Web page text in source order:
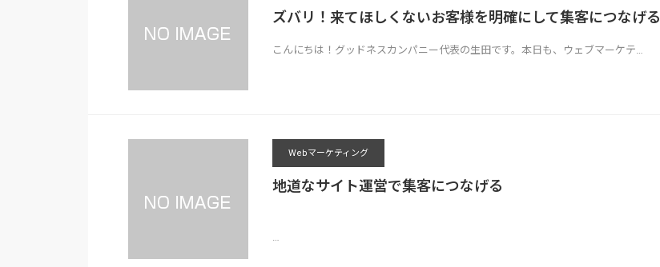
ズバリ！来てほしくないお客様を明確にして集客につなげる
こんにちは！グッドネスカンパニー代表の生田です。本日も、ウェブマーケテ…
Webマーケティング
地道なサイト運営で集客につなげる
…